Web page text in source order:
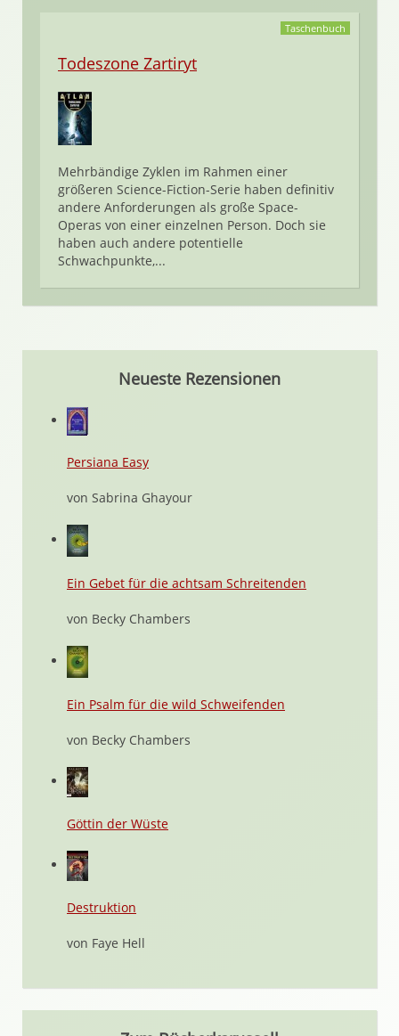
Taschenbuch
Todeszone Zartiryt
Mehrbändige Zyklen im Rahmen einer
größeren Science-Fiction-Serie haben definitiv
andere Anforderungen als große Space-
Operas von einer einzelnen Person. Doch sie
haben auch andere potentielle
Schwachpunkte,...
Neueste Rezensionen
Persiana Easy
von Sabrina Ghayour
Ein Gebet für die achtsam Schreitenden
von Becky Chambers
Ein Psalm für die wild Schweifenden
von Becky Chambers
Göttin der Wüste
Destruktion
von Faye Hell